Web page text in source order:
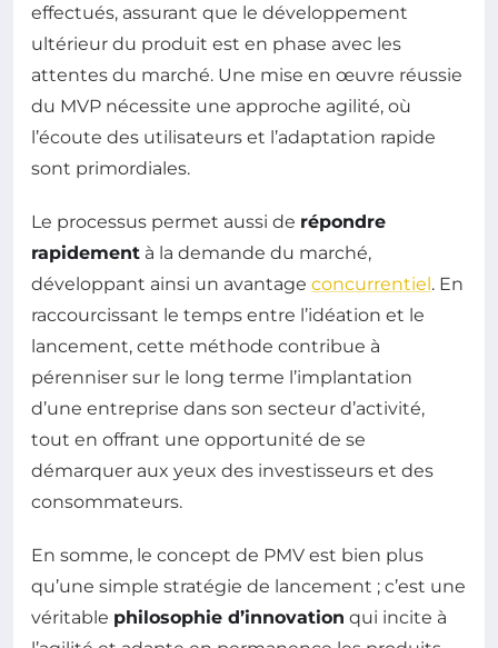
effectués, assurant que le développement
ultérieur du produit est en phase avec les
attentes du marché. Une mise en œuvre réussie
du MVP nécessite une approche agilité, où
l’écoute des utilisateurs et l’adaptation rapide
sont primordiales.
Le processus permet aussi de répondre
rapidement à la demande du marché,
développant ainsi un avantage concurrentiel. En
raccourcissant le temps entre l’idéation et le
lancement, cette méthode contribue à
pérenniser sur le long terme l’implantation
d’une entreprise dans son secteur d’activité,
tout en offrant une opportunité de se
démarquer aux yeux des investisseurs et des
consommateurs.
En somme, le concept de PMV est bien plus
qu’une simple stratégie de lancement ; c’est une
véritable philosophie d’innovation qui incite à